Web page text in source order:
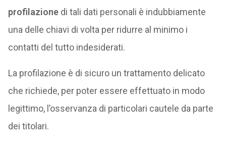
profilazione di tali dati personali è indubbiamente
una delle chiavi di volta per ridurre al minimo i
contatti del tutto indesiderati.
La profilazione è di sicuro un trattamento delicato
che richiede, per poter essere effettuato in modo
legittimo, l’osservanza di particolari cautele da parte
dei titolari.